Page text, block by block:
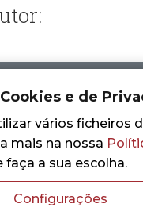
resultadoe de
vários ficheiros
mais na nossa
faça a sua escolha.
Configurações